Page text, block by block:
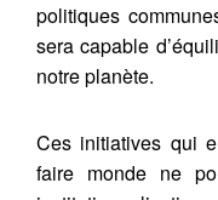
politiques
sera capable
notre planète.
Ces initiatives qui
faire monde ne